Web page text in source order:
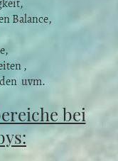
Balance,
,
uvm.
bei